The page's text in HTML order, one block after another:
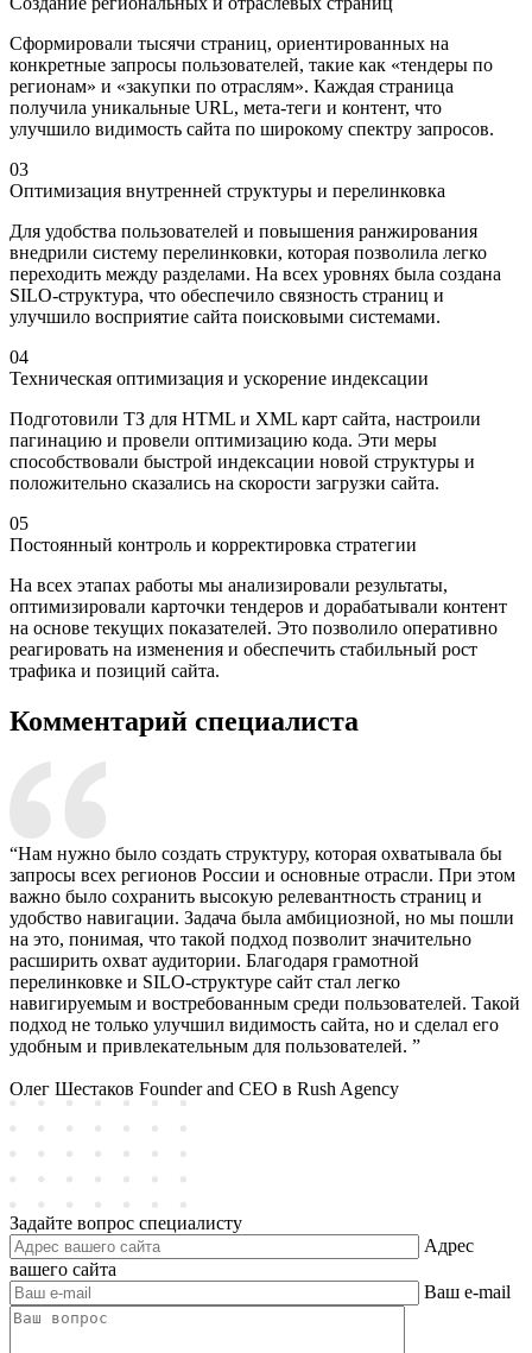
Сформировали тысячи страниц, ориентированных на
конкретные запросы пользователей, такие как «тендеры по
регионам» и «закупки по отраслям». Каждая страница
получила уникальные URL, мета-теги и контент, что
улучшило видимость сайта по широкому спектру запросов.
03
Оптимизация внутренней структуры и перелинковка
Для удобства пользователей и повышения ранжирования
внедрили систему перелинковки, которая позволила легко
переходить между разделами. На всех уровнях была создана
SILO-структура, что обеспечило связность страниц и
улучшило восприятие сайта поисковыми системами.
04
Техническая оптимизация и ускорение индексации
Подготовили ТЗ для HTML и XML карт сайта, настроили
пагинацию и провели оптимизацию кода. Эти меры
способствовали быстрой индексации новой структуры и
положительно сказались на скорости загрузки сайта.
05
Постоянный контроль и корректировка стратегии
На всех этапах работы мы анализировали результаты,
оптимизировали карточки тендеров и дорабатывали контент
на основе текущих показателей. Это позволило оперативно
реагировать на изменения и обеспечить стабильный рост
трафика и позиций сайта.
Комментарий специалиста
“Нам нужно было создать структуру, которая охватывала бы
запросы всех регионов России и основные отрасли. При этом
важно было сохранить высокую релевантность страниц и
удобство навигации. Задача была амбициозной, но мы пошли
на это, понимая, что такой подход позволит значительно
расширить охват аудитории. Благодаря грамотной
перелинковке и SILO-структуре сайт стал легко
навигируемым и востребованным среди пользователей. Такой
подход не только улучшил видимость сайта, но и сделал его
удобным и привлекательным для пользователей. ”
Олег Шестаков Founder and CEO в Rush Agency
Задайте вопрос специалисту
Адрес
вашего сайта
Ваш e-mail